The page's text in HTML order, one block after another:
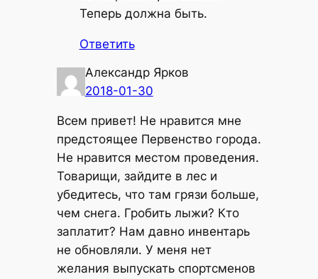
Теперь должна быть.
Ответить
Александр Ярков
2018-01-30
Всем привет! Не нравится мне
предстоящее Первенство города.
Не нравится местом проведения.
Товарищи, зайдите в лес и
убедитесь, что там грязи больше,
чем снега. Гробить лыжи? Кто
заплатит? Нам давно инвентарь
не обновляли. У меня нет
желания выпускать спортсменов